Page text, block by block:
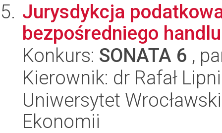
Jurysdykcja
bezpośredniego
Konkurs: SONATA 6 ,
Kierownik: dr Rafał
Uniwersytet
Ekonomii